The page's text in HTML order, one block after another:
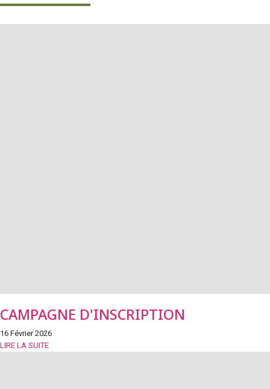
CAMPAGNE D'INSCRIPTION
16 Février 2026
LIRE LA SUITE